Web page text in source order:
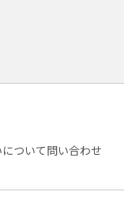
ついて問い合わせ